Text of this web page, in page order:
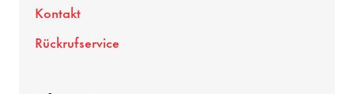
Kontakt
Rückrufservice